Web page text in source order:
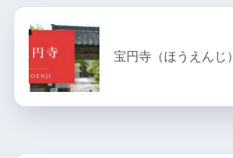
宝円寺（ほうえんじ）